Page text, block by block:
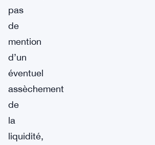
pas
de
mention
d’un
éventuel
assèchement
de
la
liquidité,